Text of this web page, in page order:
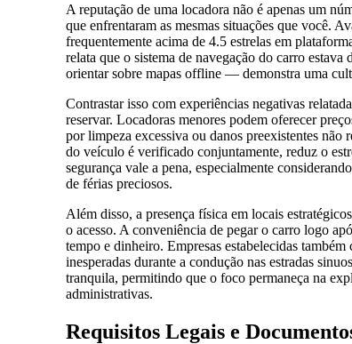
A reputação de uma locadora não é apenas um
que enfrentaram as mesmas situações que você.
frequentemente acima de 4.5 estrelas em
relata que o sistema de navegação do carro
orientar sobre mapas offline — demonstra uma
Contrastar isso com experiências negativas
reservar. Locadoras menores podem oferecer
por limpeza excessiva ou danos preexistentes
do veículo é verificado conjuntamente, reduz o
segurança vale a pena, especialmente
de férias preciosos.
Além disso, a presença física em locais
o acesso. A conveniência de pegar o carro logo
tempo e dinheiro. Empresas estabelecidas
inesperadas durante a condução nas estradas
tranquila, permitindo que o foco permaneça na
administrativas.
Requisitos Legais e